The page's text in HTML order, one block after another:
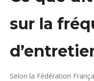
sur la
Selon la Fédération